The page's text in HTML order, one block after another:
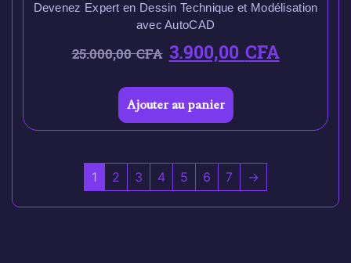
Devenez Expert en Dessin Technique et Modélisation
avec AutoCAD
25.000,00CFA 3.900,00CFA
Ajouter au panier
1 2 3 4 5 6 7 →